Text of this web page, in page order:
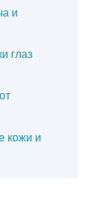
и
глаз
кожи и